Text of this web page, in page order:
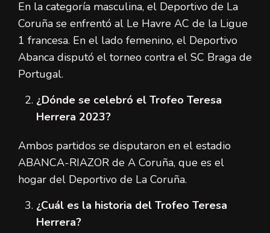
En la categoría masculina, el Deportivo de La
Coruña se enfrentó al Le Havre AC de la Ligue
1 francesa. En el lado femenino, el Deportivo
Abanca disputó el torneo contra el SC Braga de
Portugal.
¿Dónde se celebró el Trofeo Teresa
Herrera 2023?
Ambos partidos se disputaron en el estadio
ABANCA-RIAZOR de A Coruña, que es el
hogar del Deportivo de La Coruña.
¿Cuál es la historia del Trofeo Teresa
Herrera?